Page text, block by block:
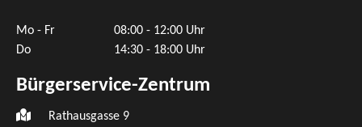
Mo - Fr
08:00 - 12:00 Uhr
Do
14:30 - 18:00 Uhr
Bürgerservice-Zentrum
Rathausgasse 9